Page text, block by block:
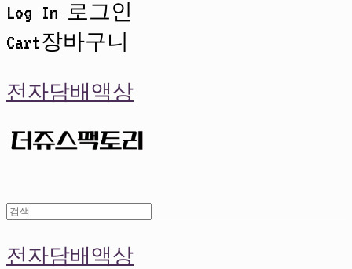
Log In 로그인
Cart장바구니
전자담배액상
전자담배액상